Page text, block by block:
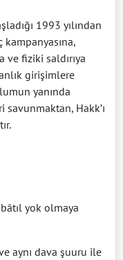
1993 yılından
kampanyasına,
fiziki saldırıya
girişimlere
yanında
Hakk’ı
yok olmaya
aynı dava şuuru ile